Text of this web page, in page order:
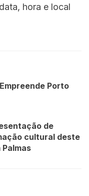
hora e local
Porto
de
cultural deste